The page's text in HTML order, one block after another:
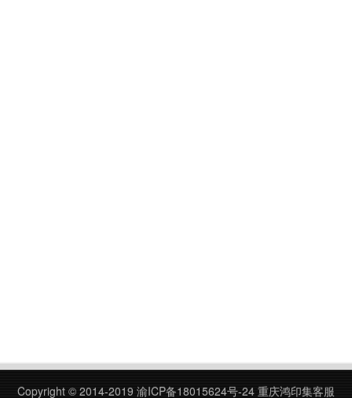
Copyright © 2014-2019 渝ICP备18015624号-24 重庆鸿印集客服